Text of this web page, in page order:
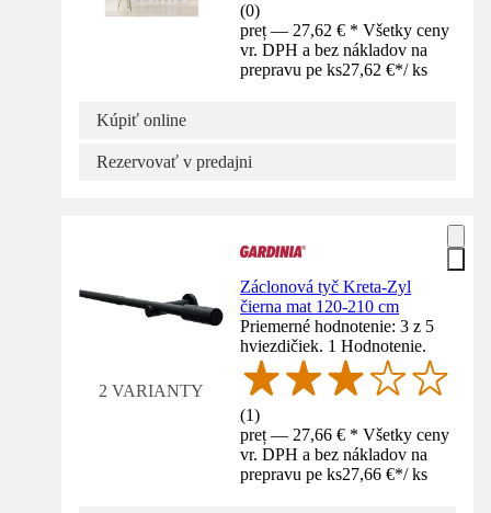
(0)
preț — 27,62 € * Všetky ceny
vr. DPH a bez nákladov na
prepravu pe ks27,62 €*/ ks
Kúpiť online
Rezervovať v predajni
2 VARIANTY
Záclonová tyč Kreta-Zyl
čierna mat 120-210 cm
Priemerné hodnotenie: 3 z 5
hviezdičiek. 1 Hodnotenie.
(1)
preț — 27,66 € * Všetky ceny
vr. DPH a bez nákladov na
prepravu pe ks27,66 €*/ ks